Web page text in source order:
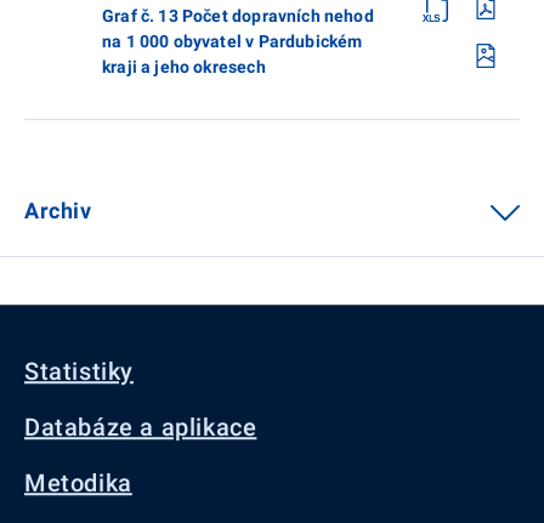
Graf č. 13 Počet dopravních nehod
na 1 000 obyvatel v Pardubickém
kraji a jeho okresech
Archiv
Statistiky
Databáze a aplikace
Metodika